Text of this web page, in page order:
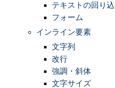
テキストの回り
フォーム
インライン要素
文字列
改行
強調・斜体
文字サイズ